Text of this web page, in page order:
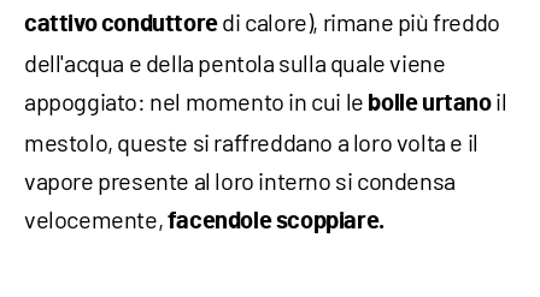
cattivo conduttore di calore), rimane più freddo
dell'acqua e della pentola sulla quale viene
appoggiato: nel momento in cui le bolle urtanoil
mestolo, queste si raffreddano a loro volta e il
vapore presente al loro interno si condensa
velocemente, facendole scoppiare.